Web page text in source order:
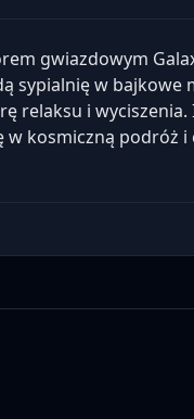
gwiazdowym
sypialnię w
relaksu i
kosmiczną podróż